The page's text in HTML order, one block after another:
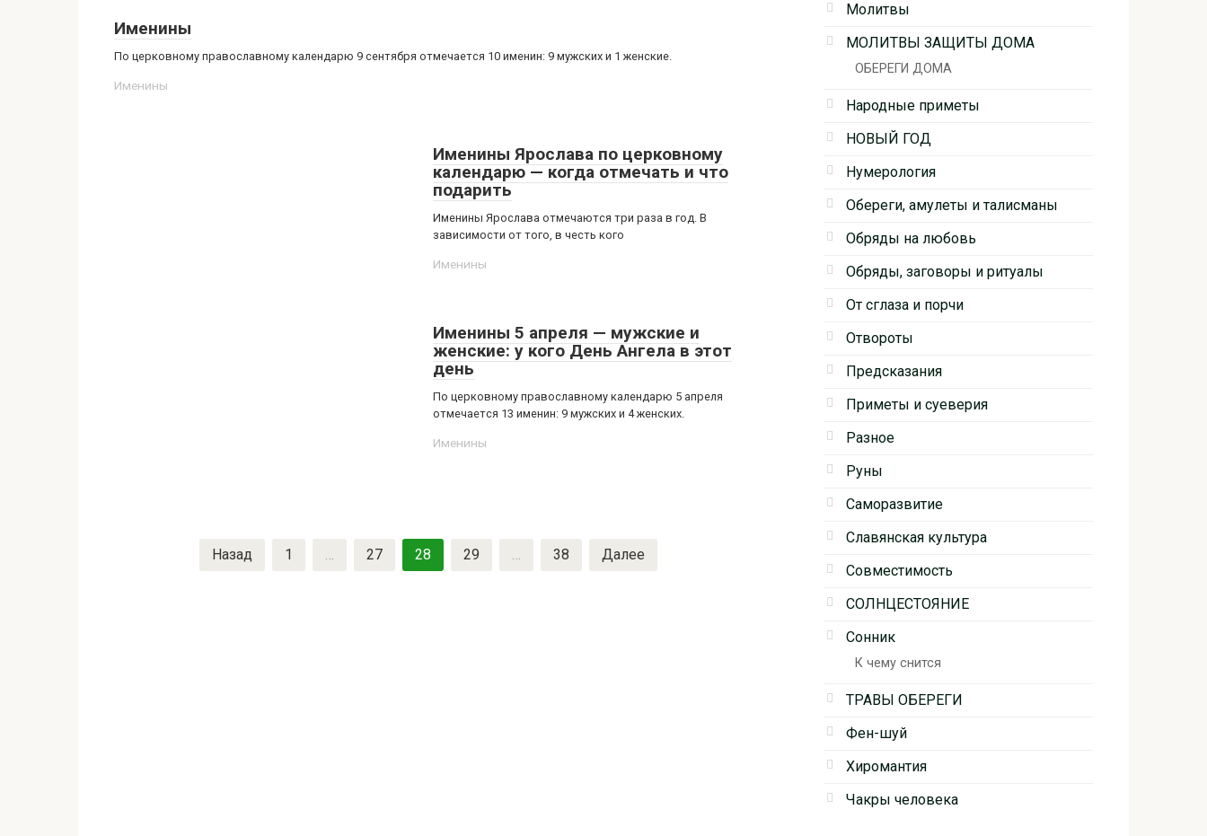
Именины
По церковному православному календарю 9 сентября отмечается 10 именин: 9 мужских и 1 женские.
Именины
Именины Ярослава по церковному
календарю — когда отмечать и что
подарить
Именины Ярослава отмечаются три раза в год. В
зависимости от того, в честь кого
Именины
Именины 5 апреля — мужские и
женские: у кого День Ангела в этот
день
По церковному православному календарю 5 апреля
отмечается 13 именин: 9 мужских и 4 женских.
Именины
Назад 1 … 27 28 29 … 38 Далее
Молитвы
МОЛИТВЫ ЗАЩИТЫ ДОМА
ОБЕРЕГИ ДОМА
Народные приметы
НОВЫЙ ГОД
Нумерология
Обереги, амулеты и талисманы
Обряды на любовь
Обряды, заговоры и ритуалы
От сглаза и порчи
Отвороты
Предсказания
Приметы и суеверия
Разное
Руны
Саморазвитие
Славянская культура
Совместимость
СОЛНЦЕСТОЯНИЕ
Сонник
К чему снится
ТРАВЫ ОБЕРЕГИ
Фен-шуй
Хиромантия
Чакры человека